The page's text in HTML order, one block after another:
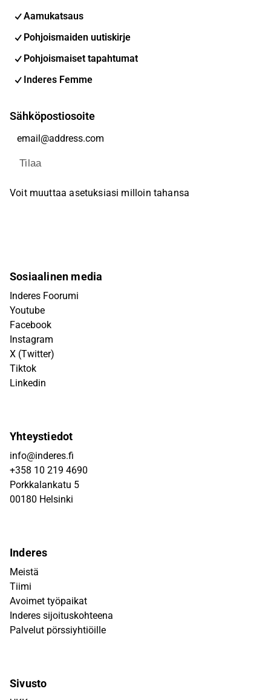
Aamukatsaus
Pohjoismaiden uutiskirje
Pohjoismaiset tapahtumat
Inderes Femme
Sähköpostiosoite
Tilaa
Voit muuttaa asetuksiasi milloin tahansa
Sosiaalinen media
Inderes Foorumi
Youtube
Facebook
Instagram
X (Twitter)
Tiktok
Linkedin
Yhteystiedot
info@inderes.fi
+358 10 219 4690
Porkkalankatu 5
00180 Helsinki
Inderes
Meistä
Tiimi
Avoimet työpaikat
Inderes sijoituskohteena
Palvelut pörssiyhtiöille
Sivusto